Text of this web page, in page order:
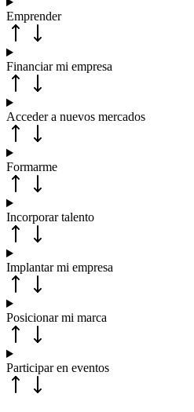
Emprender
Financiar mi empresa
Acceder a nuevos mercados
Formarme
Incorporar talento
Implantar mi empresa
Posicionar mi marca
Participar en eventos